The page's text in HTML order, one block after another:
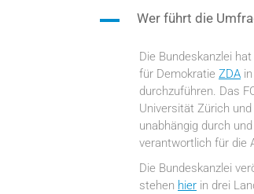
A Wer führt die
Die Bundeskanzlei
für Demokratie ZDA
durchzuführen. Das
Universität Zürich
unabhängig durch
verantwortlich für die
Die Bundeskanzlei
stehen hier in drei